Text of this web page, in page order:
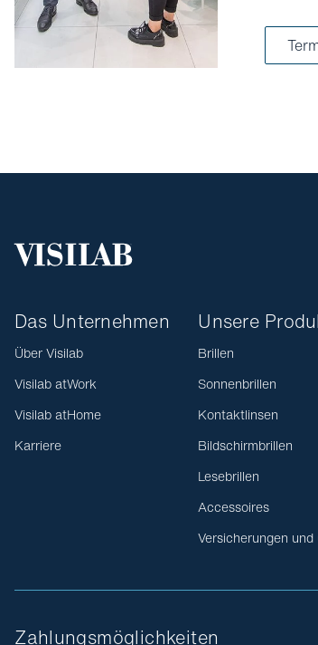
Das Unternehmen
Über Visilab
Visilab atWork
Visilab atHome
Karriere
Unsere
Brillen
Sonnenbrillen
Kontaktlinsen
Bildschirmbrillen
Lesebrillen
Accessoires
Versicherungen
Zahlungsmöglichkeiten